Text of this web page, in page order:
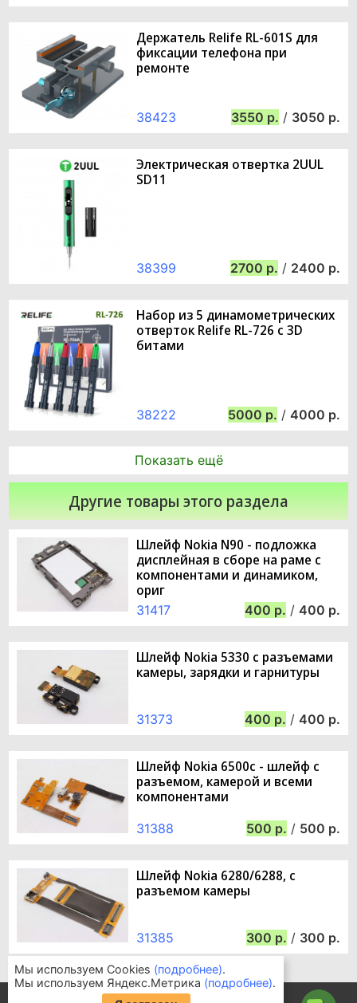
Держатель Relife RL-601S для
фиксации телефона при
ремонте
38423 3550 / 3050
Электрическая отвертка 2UUL
SD11
38399 2700 / 2400
Набор из 5 динамометрических
отверток Relife RL-726 с 3D
битами
38222 5000 / 4000
Показать ещё
Другие товары этого раздела
Шлейф Nokia N90 - подложка
дисплейная в сборе на раме с
компонентами и динамиком,
ориг
31417 400 / 400
Шлейф Nokia 5330 с разъемами
камеры, зарядки и гарнитуры
31373 400 / 400
Шлейф Nokia 6500c - шлейф с
разъемом, камерой и всеми
компонентами
31388 500 / 500
Шлейф Nokia 6280/6288, с
разъемом камеры
31385 300 / 300
Информация для покупателей
Мы используем Cookies (подробнее).
Мы используем Яндекс.Метрика (подробнее).